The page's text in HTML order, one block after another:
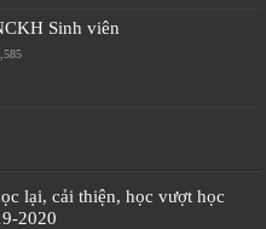
Sinh viên
lại, cải thiện, học vượt học
2020